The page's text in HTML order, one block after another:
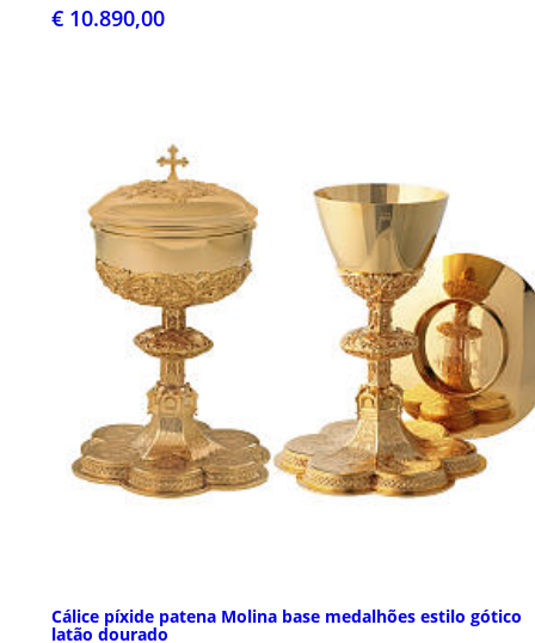
€ 10.890,00
Cálice píxide patena Molina base medalhões estilo gótico
latão dourado